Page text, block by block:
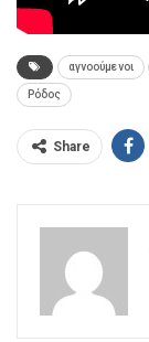
αγνοούμενοι
Ρόδος
Share